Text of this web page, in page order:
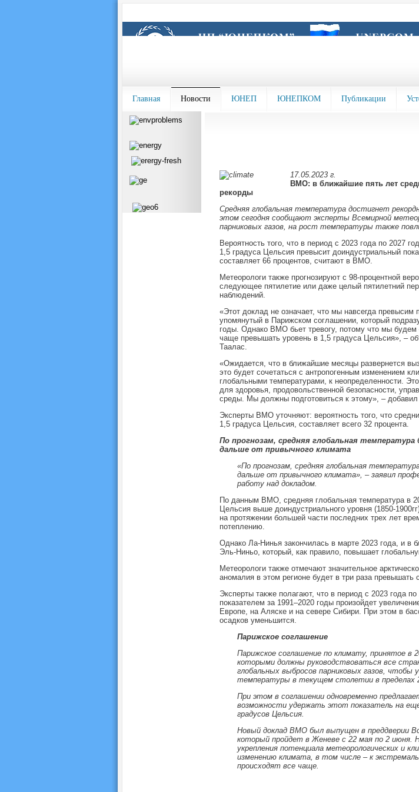
Главная Новости ЮНЕП ЮНЕПКОМ Публикации
17.05.2023 г.
ВМО: в ближайшие пять лет
рекорды
Средняя глобальная температура достигнет
этом сегодня сообщают эксперты Всемирной
парниковых газов, на рост температуры также
Вероятность того, что в период с 2023 года по 2027
1,5 градуса Цельсия превысит доиндустриальный
составляет 66 процентов, считают в ВМО.
Метеорологи также прогнозируют с 98-процентной
следующее пятилетие или даже целый пятилетний
наблюдений.
«Этот доклад не означает, что мы навсегда превысим
упомянутый в Парижском соглашении, который
годы. Однако ВМО бьет тревогу, потому что мы
чаще превышать уровень в 1,5 градуса Цельсия», –
Таалас.
«Ожидается, что в ближайшие месяцы развернется
это будет сочетаться с антропогенным изменением
глобальными температурами, к неопределенности.
для здоровья, продовольственной безопасности,
среды. Мы должны подготовиться к этому», – добавил
Эксперты ВМО уточняют: вероятность того, что
1,5 градуса Цельсия, составляет всего 32 процента.
По прогнозам, средняя глобальная
дальше от привычного климата
«По прогнозам, средняя глобальная
дальше от привычного климата», – заявил
работу над докладом.
По данным ВМО, средняя глобальная температура в
Цельсия выше доиндустриального уровня (1850-
на протяжении большей части последних трех лет
потеплению.
Однако Ла-Нинья закончилась в марте 2023 года, и в
Эль-Ниньо, который, как правило, повышает
Метеорологи также отмечают значительное
аномалия в этом регионе будет в три раза
Эксперты также полагают, что в период с 2023 года
показателем за 1991–2020 годы произойдет
Европе, на Аляске и на севере Сибири. При этом в
осадков уменьшится.
Парижское соглашение
Парижское соглашение по климату, принятое в
которыми должны руководствоваться все
глобальных выбросов парниковых газов, чтобы
температуры в текущем столетии в пределах 2
При этом в соглашении одновременно
возможности удержать этот показатель на
градусов Цельсия.
Новый доклад ВМО был выпущен в преддверии
который пройдет в Женеве с 22 мая по 2 июня.
укрепления потенциала метеорологических и
изменению климата, в том числе – к
происходят все чаще.